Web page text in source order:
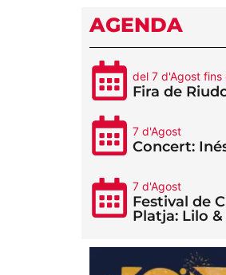
AGENDA
del 7 d'Agost fins
Fira de
7 d'Agost
Concert:
7 d'Agost
Festival de
Platja: Lilo